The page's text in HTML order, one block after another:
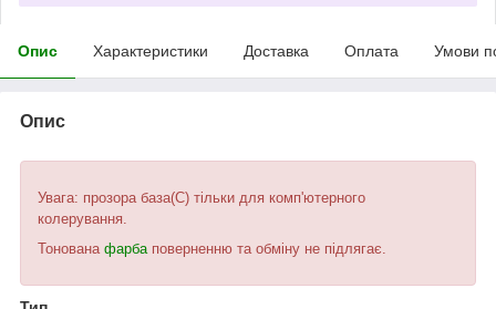
Опис Характеристики Доставка Оплата Умови
Опис
Увага: прозора база(С) тільки для комп'ютерного
колерування.
Тонована фарба поверненню та обміну не підлягає.